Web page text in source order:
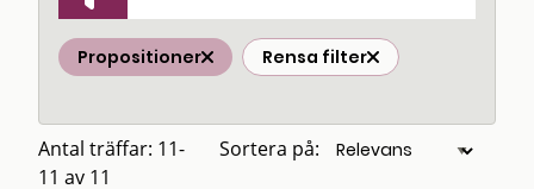
Propositioner Rensa filter
Antal träffar: 11-
11 av 11
Sortera på: